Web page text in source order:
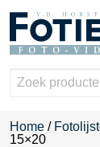
Home /
15×20